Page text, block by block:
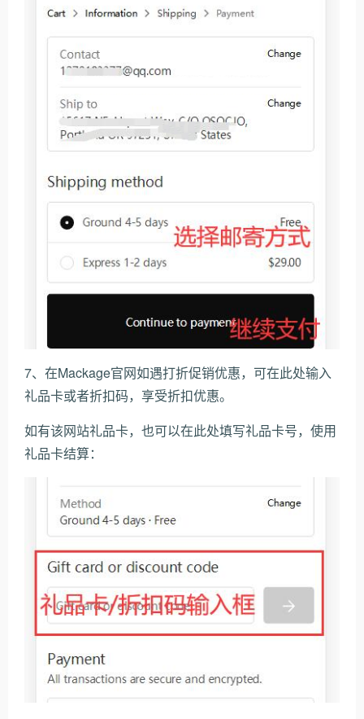
7、在Mackage官网如遇打折促销优惠，可在此处输入
礼品卡或者折扣码，享受折扣优惠。
如有该网站礼品卡，也可以在此处填写礼品卡号，使用
礼品卡结算：